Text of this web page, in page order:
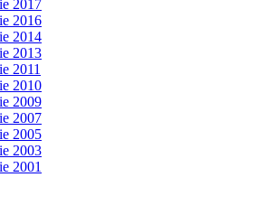
2017
2016
2014
2013
2011
2010
2009
2007
2005
2003
2001